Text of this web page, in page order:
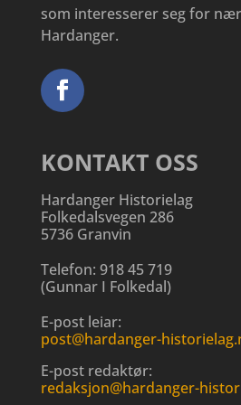
som interesserer seg for
Hardanger.
KONTAKT OSS
Hardanger Historielag
Folkedalsvegen 286
5736 Granvin
Telefon: 918 45 719
(Gunnar I Folkedal)
E-post leiar:
post@hardanger-
E-post redaktør:
redaksjon@hardanger-